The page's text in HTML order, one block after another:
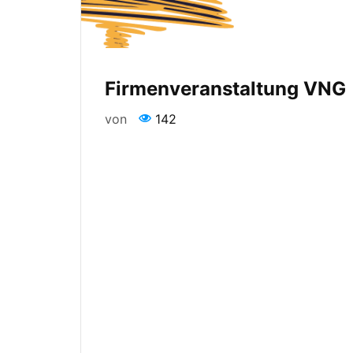
Firmenveranstaltung VNG
von 142